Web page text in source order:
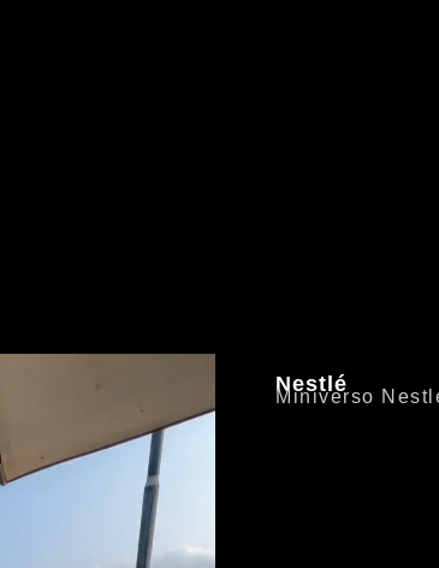
Nestlé
Miniverso